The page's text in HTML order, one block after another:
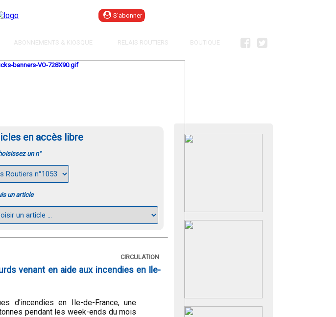
ABONNEMENTS & KIOSQUE RELAIS ROUTIERS BOUTIQUE
en accès libre
un n°
un article
CIRCULATION
venant en aide aux incendies en Ile-
d'incendies en Ile-de-France, une
pendant les week-ends du mois